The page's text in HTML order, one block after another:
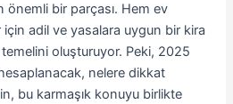
önemli bir parçası. Hem ev
için adil ve yasalara uygun bir kira
temelini oluşturuyor. Peki, 2025
hesaplanacak, nelere dikkat
bu karmaşık konuyu birlikte